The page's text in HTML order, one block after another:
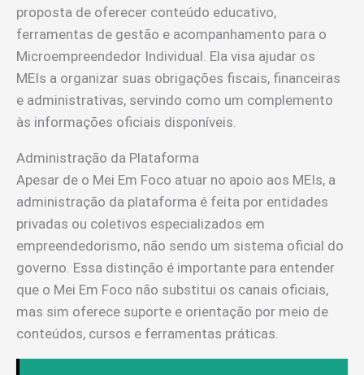
proposta de oferecer conteúdo educativo,
ferramentas de gestão e acompanhamento para o
Microempreendedor Individual. Ela visa ajudar os
MEIs a organizar suas obrigações fiscais, financeiras
e administrativas, servindo como um complemento
às informações oficiais disponíveis.
Administração da Plataforma
Apesar de o Mei Em Foco atuar no apoio aos MEIs, a
administração da plataforma é feita por entidades
privadas ou coletivos especializados em
empreendedorismo, não sendo um sistema oficial do
governo. Essa distinção é importante para entender
que o Mei Em Foco não substitui os canais oficiais,
mas sim oferece suporte e orientação por meio de
conteúdos, cursos e ferramentas práticas.